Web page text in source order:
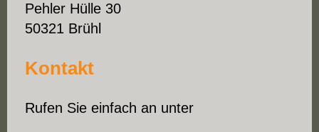
Pehler Hülle 30
50321 Brühl
Kontakt
Rufen Sie einfach an unter